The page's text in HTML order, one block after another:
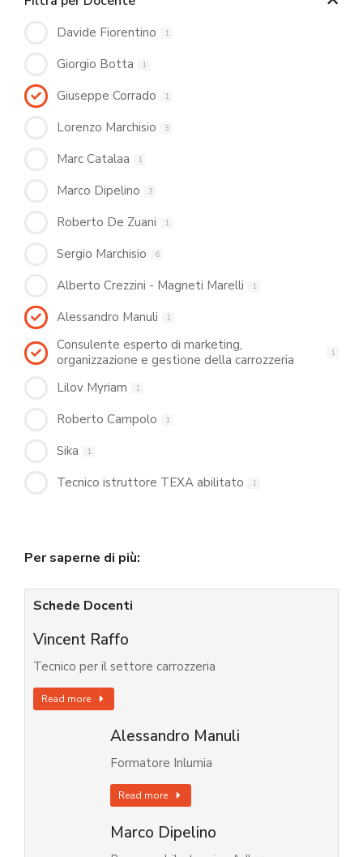
Davide Fiorentino 1
Giorgio Botta 1
Giuseppe Corrado 1
Lorenzo Marchisio 3
Marc Catalaa 1
Marco Dipelino 3
Roberto De Zuani 1
Sergio Marchisio 6
Alberto Crezzini - Magneti Marelli 1
Alessandro Manuli 1
Consulente esperto di marketing,
organizzazione e gestione della carrozzeria
1
Lilov Myriam 1
Roberto Campolo 1
Sika 1
Tecnico istruttore TEXA abilitato 1
Per saperne di più:
Schede Docenti
Vincent Raffo
Tecnico per il settore carrozzeria
Read more
Alessandro Manuli
Formatore Inlumia
Read more
Marco Dipelino